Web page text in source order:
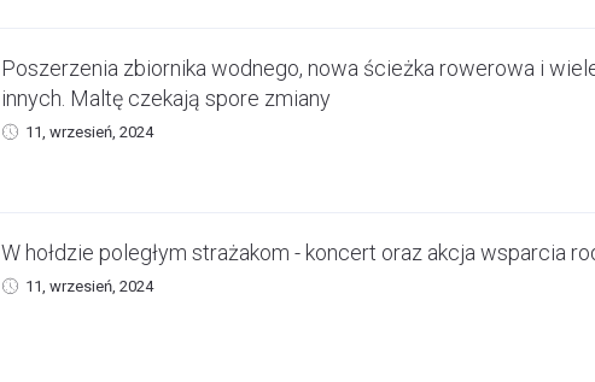
Poszerzenia zbiornika wodnego, nowa ścieżka rowerowa i
innych. Maltę czekają spore zmiany
11, wrzesień, 2024
W hołdzie poległym strażakom - koncert oraz akcja wsparcia
11, wrzesień, 2024